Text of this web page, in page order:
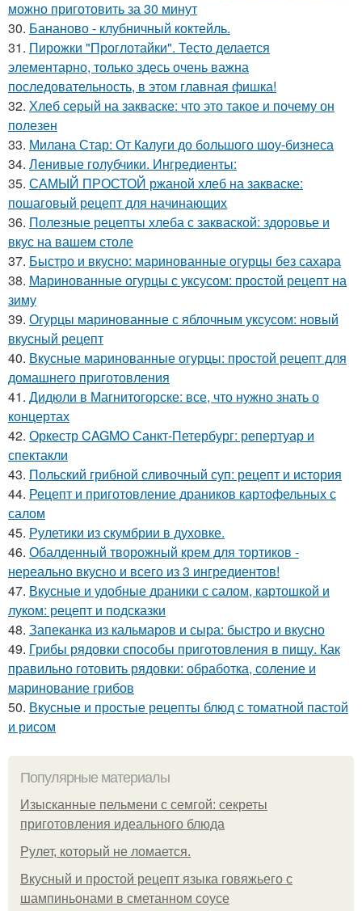
можно приготовить за 30 минут
30. Бананово - клубничный коктейль.
31. Пирожки "Проглотайки". Тесто делается
элементарно, только здесь очень важна
последовательность, в этом главная фишка!
32. Хлеб серый на закваске: что это такое и почему он
полезен
33. Милана Стар: От Калуги до большого шоу-бизнеса
34. Ленивые голубчики. Ингредиенты:
35. САМЫЙ ПРОСТОЙ ржаной хлеб на закваске:
пошаговый рецепт для начинающих
36. Полезные рецепты хлеба с закваской: здоровье и
вкус на вашем столе
37. Быстро и вкусно: маринованные огурцы без сахара
38. Маринованные огурцы с уксусом: простой рецепт на
зиму
39. Огурцы маринованные с яблочным уксусом: новый
вкусный рецепт
40. Вкусные маринованные огурцы: простой рецепт для
домашнего приготовления
41. Дидюли в Магнитогорске: все, что нужно знать о
концертах
42. Оркестр CAGMO Санкт-Петербург: репертуар и
спектакли
43. Польский грибной сливочный суп: рецепт и история
44. Рецепт и приготовление драников картофельных с
салом
45. Рулетики из скумбрии в духовке.
46. Обалденный творожный крем для тортиков -
нереально вкусно и всего из 3 ингредиентов!
47. Вкусные и удобные драники с салом, картошкой и
луком: рецепт и подсказки
48. Запеканка из кальмаров и сыра: быстро и вкусно
49. Грибы рядовки способы приготовления в пищу. Как
правильно готовить рядовки: обработка, соление и
маринование грибов
50. Вкусные и простые рецепты блюд с томатной пастой
и рисом
Популярные материалы
Изысканные пельмени с семгой: секреты
приготовления идеального блюда
Рулет, который не ломается.
Вкусный и простой рецепт языка говяжьего с
шампиньонами в сметанном соусе